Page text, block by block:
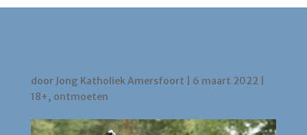
door Jong Katholiek Amersfoort 6 maart 2022
18+, ontmoeten